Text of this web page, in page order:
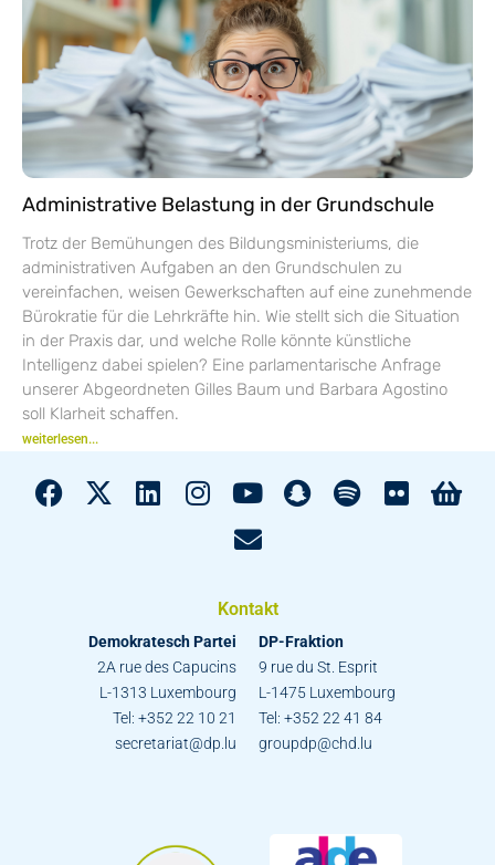
Administrative Belastung in der Grundschule
Trotz der Bemühungen des Bildungsministeriums, die
administrativen Aufgaben an den Grundschulen zu
vereinfachen, weisen Gewerkschaften auf eine zunehmende
Bürokratie für die Lehrkräfte hin. Wie stellt sich die Situation
in der Praxis dar, und welche Rolle könnte künstliche
Intelligenz dabei spielen? Eine parlamentarische Anfrage
unserer Abgeordneten Gilles Baum und Barbara Agostino
soll Klarheit schaffen.
weiterlesen...
Kontakt
Demokratesch Partei
2A rue des Capucins
L-1313 Luxembourg
Tel: +352 22 10 21
secretariat@dp.lu
DP-Fraktion
9 rue du St. Esprit
L-1475 Luxembourg
Tel: +352 22 41 84
groupdp@chd.lu